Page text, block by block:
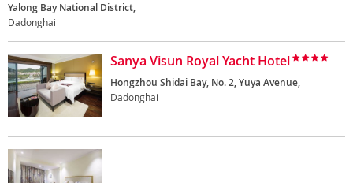
Yalong Bay National District,
Dadonghai
Sanya Visun Royal Yacht Hotel
Hongzhou Shidai Bay, No. 2, Yuya Avenue,
Dadonghai